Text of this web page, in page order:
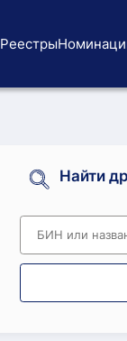
Реестры
Найти